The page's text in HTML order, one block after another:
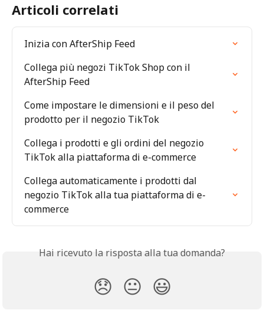
Articoli correlati
Inizia con AfterShip Feed
Collega più negozi TikTok Shop con il
AfterShip Feed
Come impostare le dimensioni e il peso del
prodotto per il negozio TikTok
Collega i prodotti e gli ordini del negozio
TikTok alla piattaforma di e-commerce
Collega automaticamente i prodotti dal
negozio TikTok alla tua piattaforma di e-
commerce
Hai ricevuto la risposta alla tua domanda?
😞 😐 😃